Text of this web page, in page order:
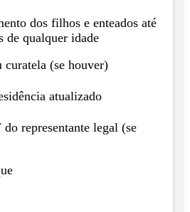
dos filhos e enteados até
de qualquer idade
curatela (se houver)
atualizado
representante legal (se